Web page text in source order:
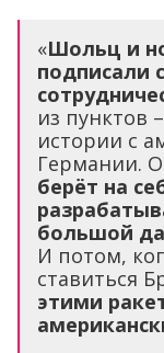
«Шольц и
подписали
из пунктов
истории с
Германии.
берёт на
большой
И потом,
ставиться
этими